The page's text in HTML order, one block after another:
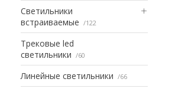
Светильники
встраиваемые
122
Трековые led
светильники
60
Линейные светильники 66